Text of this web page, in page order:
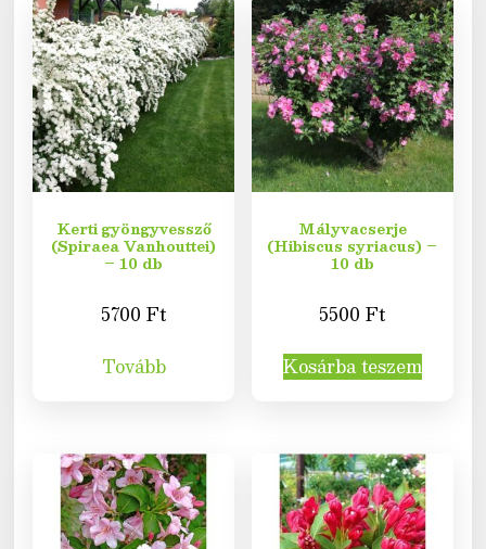
Kerti gyöngyvessző
(Spiraea Vanhouttei)
– 10 db
5700Ft
Tovább
Mályvacserje
(Hibiscus syriacus) –
10 db
5500Ft
Kosárba teszem